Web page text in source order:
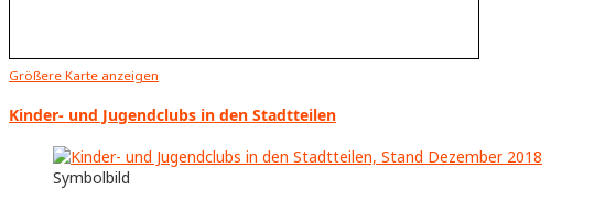
Größere Karte anzeigen
Kinder- und Jugendclubs in den Stadtteilen
Symbolbild